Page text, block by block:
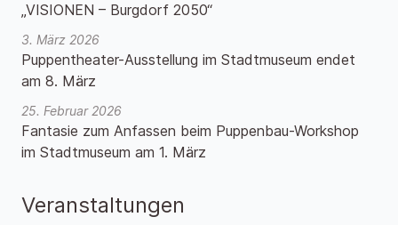
„VISIONEN – Burgdorf 2050“
3. März 2026
Puppentheater-Ausstellung im Stadtmuseum endet
am 8. März
25. Februar 2026
Fantasie zum Anfassen beim Puppenbau-Workshop
im Stadtmuseum am 1. März
Veranstaltungen